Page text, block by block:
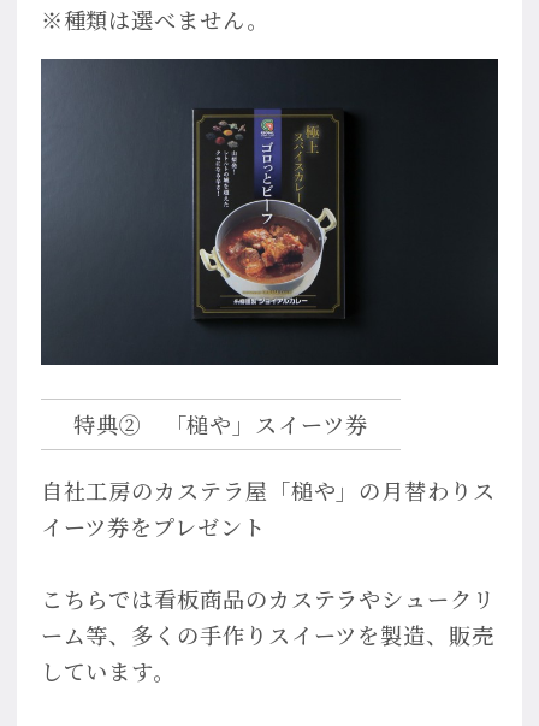
※種類は選べません。
特典② 「槌や」スイーツ券
自社工房のカステラ屋「槌や」の月替わりス
イーツ券をプレゼント
こちらでは看板商品のカステラやシュークリ
ーム等、多くの手作りスイーツを製造、販売
しています。